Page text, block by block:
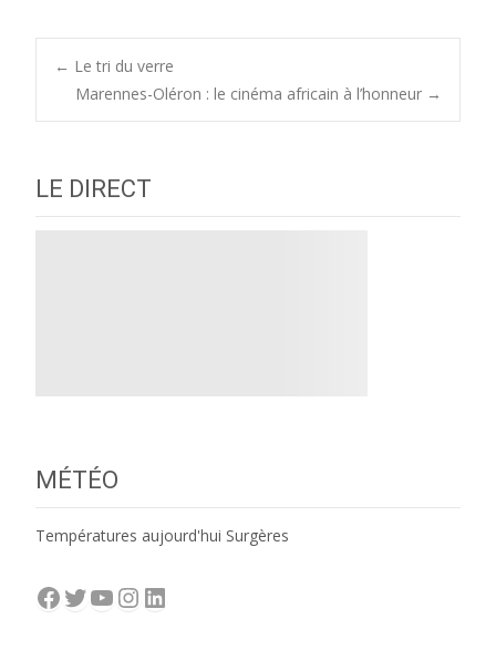
Post
← Le tri du verre
Marennes-Oléron : le cinéma africain à l’honneur →
LE DIRECT
MÉTÉO
Températures aujourd'hui Surgères
Facebook
Twitter
YouTube
Instagram
LinkedIn